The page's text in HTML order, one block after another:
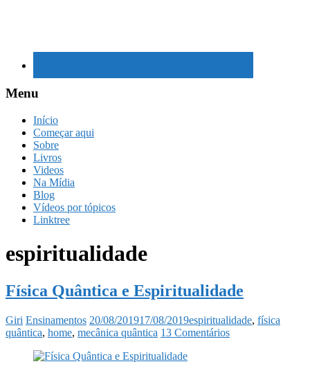
Menu
Início
Começar aqui
Sobre
Livros
Videos
Na Mídia
Blog
Vídeos por tópicos
Linktree
espiritualidade
Física Quântica e Espiritualidade
Giri Ensinamentos 20/08/201917/08/2019espiritualidade, física
quântica, home, mecânica quântica 13 Comentários